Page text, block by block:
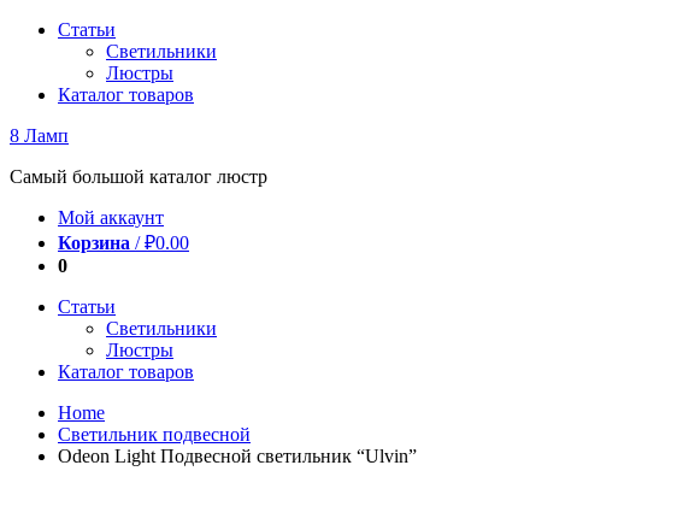
Перейти
содержимому
Статьи
Светильники
Люстры
Каталог товаров
8 Ламп
Самый большой каталог люстр
Мой аккаунт
Корзина /₽0.00
0
Статьи
Светильники
Люстры
Каталог товаров
Home
Светильник подвесной
Odeon Light Подвесной светильник “Ulvin”